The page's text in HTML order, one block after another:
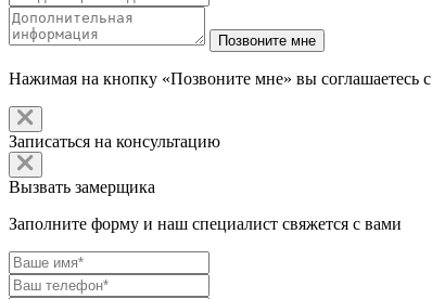
Нажимая на кнопку «Позвоните мне» вы соглашаетесь с
Записаться на консультацию
Вызвать замерщика
Заполните форму и наш специалист свяжется с вами